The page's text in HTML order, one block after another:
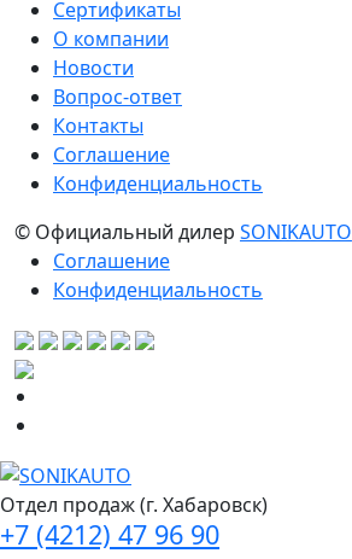
Сертификаты
О компании
Новости
Вопрос-ответ
Контакты
Соглашение
Конфиденциальность
© Официальный дилер SONIKAUTO
Соглашение
Конфиденциальность
Отдел продаж (г. Хабаровск)
+7 (4212) 47 96 90